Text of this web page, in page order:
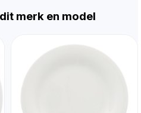
merk en model